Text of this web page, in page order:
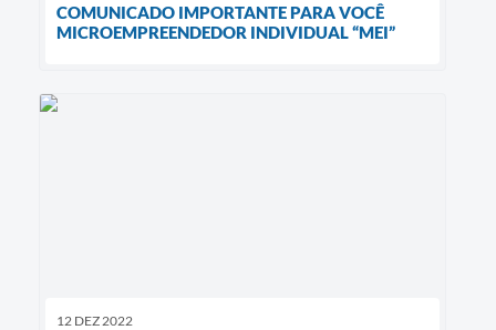
COMUNICADO IMPORTANTE PARA VOCÊ
MICROEMPREENDEDOR INDIVIDUAL “MEI”
12 DEZ 2022